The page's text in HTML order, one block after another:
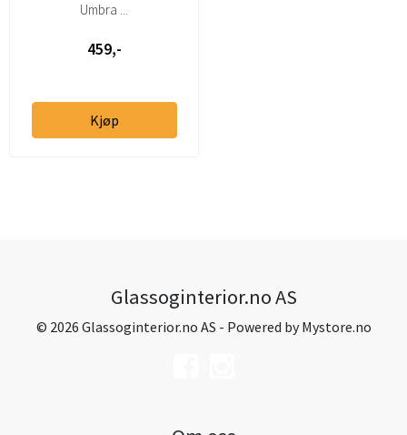
Umbra ...
459,-
Kjøp
Glassoginterior.no AS
© 2026 Glassoginterior.no AS - Powered byMystore.no